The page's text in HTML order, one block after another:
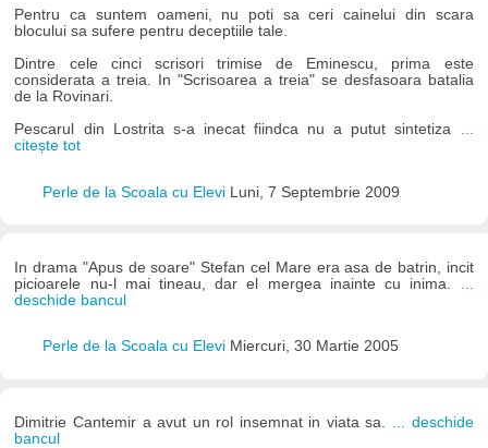
Pentru ca suntem oameni, nu poti sa ceri cainelui din scara
blocului sa sufere pentru deceptiile tale.
Dintre cele cinci scrisori trimise de Eminescu, prima este
considerata a treia. In "Scrisoarea a treia" se desfasoara batalia
de la Rovinari.
Pescarul din Lostrita s-a inecat fiindca nu a putut sintetiza ...
citește tot
Perle de la Scoala cu Elevi Luni, 7 Septembrie 2009
In drama "Apus de soare" Stefan cel Mare era asa de batrin, incit
picioarele nu-l mai tineau, dar el mergea inainte cu inima. ...
deschide bancul
Perle de la Scoala cu Elevi Miercuri, 30 Martie 2005
Dimitrie Cantemir a avut un rol insemnat in viata sa.
... deschide
bancul